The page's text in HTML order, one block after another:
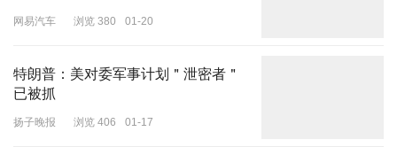
网易汽车 浏览 380 01-20
特朗普：美对委军事计划＂泄密者＂
已被抓
扬子晚报 浏览 406 01-17